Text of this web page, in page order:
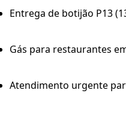
Entrega de botijão P13
Gás para restaurantes
Atendimento urgente